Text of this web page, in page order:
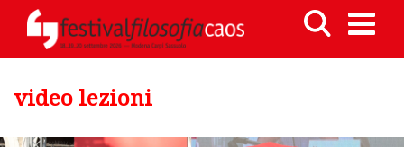
video lezioni